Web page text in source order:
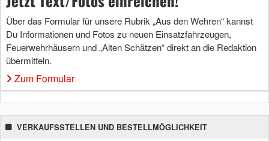
Über das Formular für unsere Rubrik „Aus den Wehren“ kannst
Du Informationen und Fotos zu neuen Einsatzfahrzeugen,
Feuerwehrhäusern und „Alten Schätzen“ direkt an die Redaktion
übermitteln.
Zum Formular
VERKAUFSSTELLEN UND BESTELLMÖGLICHKEIT